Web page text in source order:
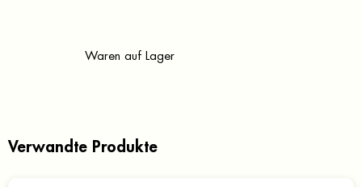
Waren auf Lager
Verwandte Produkte